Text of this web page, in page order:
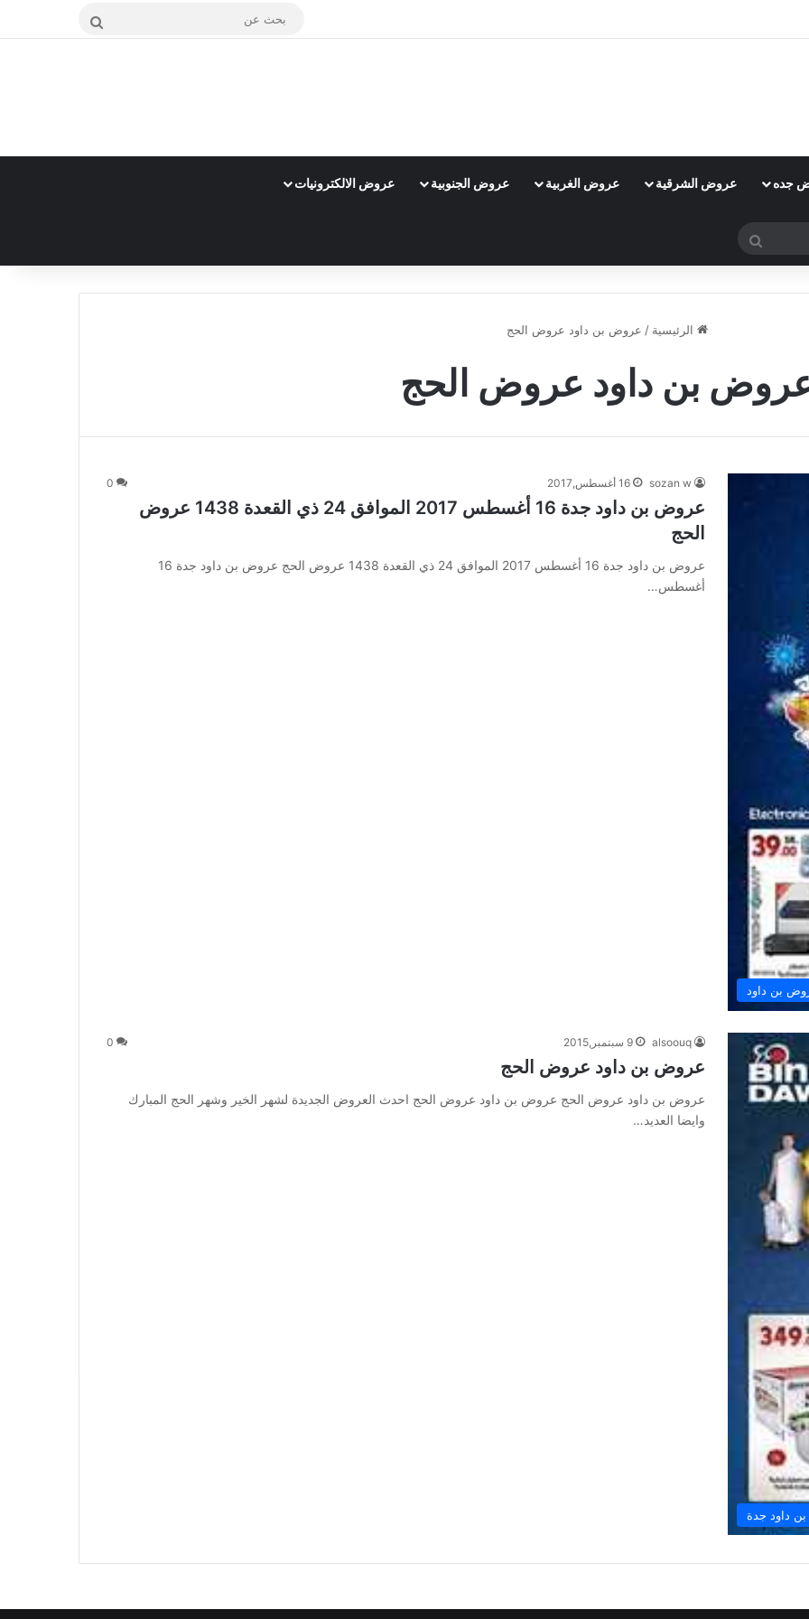
بحث
جده عروض الشرقية عروض الغربية عروض الجنوبية عروض الالكترونيات
بحث
الرئيسية / عروض بن داود عروض الحج
بن داود عروض الحج
بن داود
sozan w 16 أغسطس,2017 0
عروض بن داود جدة 16 أغسطس 2017 الموافق 24 ذي القعدة 1438 عروض
الحج
عروض بن داود جدة 16 أغسطس 2017 الموافق 24 ذي القعدة 1438 عروض الحج عروض بن داود جدة 16
أغسطس…
داود جدة
alsoouq 9 سبتمبر,2015 0
عروض بن داود عروض الحج
عروض بن داود عروض الحج عروض بن داود عروض الحج احدث العروض الجديدة لشهر الخير وشهر الحج المبارك
وايضا العديد…